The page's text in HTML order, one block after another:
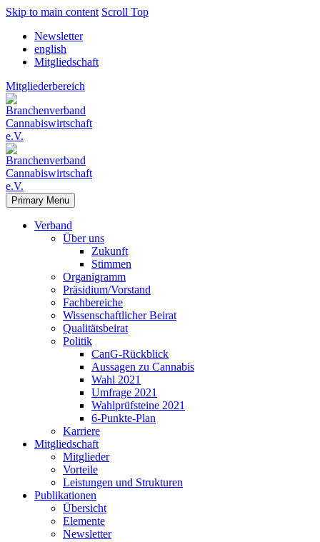
Skip to main content Scroll Top
Newsletter
english
Mitgliedschaft
Mitgliederbereich
Primary Menu
Verband
Über uns
Zukunft
Stimmen
Organigramm
Präsidium/Vorstand
Fachbereiche
Wissenschaftlicher Beirat
Qualitätsbeirat
Politik
CanG-Rückblick
Aussagen zu Cannabis
Wahl 2021
Umfrage 2021
Wahlprüfsteine 2021
6-Punkte-Plan
Karriere
Mitgliedschaft
Mitglieder
Vorteile
Leistungen und Strukturen
Publikationen
Übersicht
Elemente
Newsletter